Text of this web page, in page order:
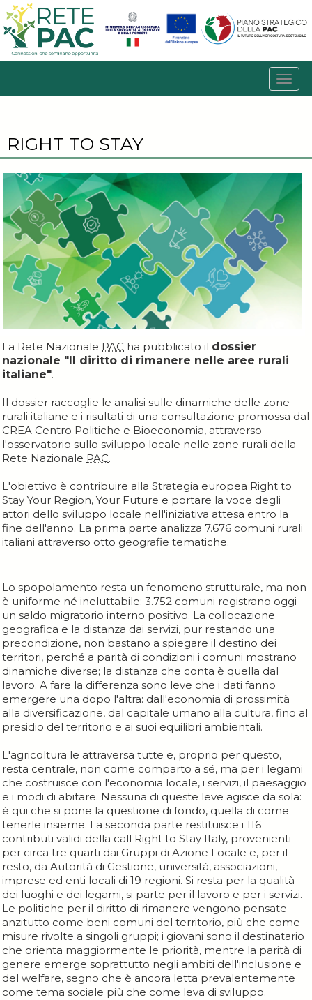
RIGHT TO STAY
La Rete Nazionale PAC ha pubblicato il dossier
nazionale "Il diritto di rimanere nelle aree rurali
italiane".
Il dossier raccoglie le analisi sulle dinamiche delle zone
rurali italiane e i risultati di una consultazione promossa dal
CREA Centro Politiche e Bioeconomia, attraverso
l'osservatorio sullo sviluppo locale nelle zone rurali della
Rete Nazionale PAC.
L'obiettivo è contribuire alla Strategia europea Right to
Stay Your Region, Your Future e portare la voce degli
attori dello sviluppo locale nell'iniziativa attesa entro la
fine dell'anno. La prima parte analizza 7.676 comuni rurali
italiani attraverso otto geografie tematiche.
Lo spopolamento resta un fenomeno strutturale, ma non
è uniforme né ineluttabile: 3.752 comuni registrano oggi
un saldo migratorio interno positivo. La collocazione
geografica e la distanza dai servizi, pur restando una
precondizione, non bastano a spiegare il destino dei
territori, perché a parità di condizioni i comuni mostrano
dinamiche diverse; la distanza che conta è quella dal
lavoro. A fare la differenza sono leve che i dati fanno
emergere una dopo l'altra: dall'economia di prossimità
alla diversificazione, dal capitale umano alla cultura, fino al
presidio del territorio e ai suoi equilibri ambientali.
L'agricoltura le attraversa tutte e, proprio per questo,
resta centrale, non come comparto a sé, ma per i legami
che costruisce con l'economia locale, i servizi, il paesaggio
e i modi di abitare. Nessuna di queste leve agisce da sola:
è qui che si pone la questione di fondo, quella di come
tenerle insieme. La seconda parte restituisce i 116
contributi validi della call Right to Stay Italy, provenienti
per circa tre quarti dai Gruppi di Azione Locale e, per il
resto, da Autorità di Gestione, università, associazioni,
imprese ed enti locali di 19 regioni. Si resta per la qualità
dei luoghi e dei legami, si parte per il lavoro e per i servizi.
Le politiche per il diritto di rimanere vengono pensate
anzitutto come beni comuni del territorio, più che come
misure rivolte a singoli gruppi; i giovani sono il destinatario
che orienta maggiormente le priorità, mentre la parità di
genere emerge soprattutto negli ambiti dell'inclusione e
del welfare, segno che è ancora letta prevalentemente
come tema sociale più che come leva di sviluppo.